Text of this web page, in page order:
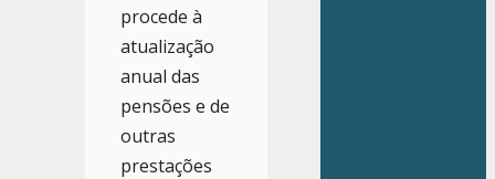
procede à
atualização
anual das
pensões e de
outras
prestações